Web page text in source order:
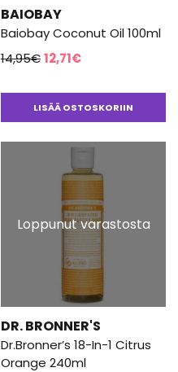
BAIOBAY
Baiobay Coconut Oil 100ml
14,95€Alkuperäinen
oli:
14,95€.
12,71€Nykyinen
on:
12,71€.
LISÄÄ OSTOSKORIIN
Loppunut varastosta
DR. BRONNER'S
Dr.Bronner’s 18-In-1 Citrus
Orange 240ml